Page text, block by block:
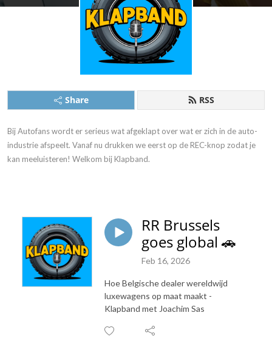
Share RSS
Bij Autofans wordt er serieus wat afgeklapt over wat er zich in de auto-
industrie afspeelt. Vanaf nu drukken we eerst op de REC-knop zodat je
kan meeluisteren! Welkom bij Klapband.
RR Brussels
goes global 🚗
Feb 16, 2026
Hoe Belgische dealer wereldwijd
luxewagens op maat maakt -
Klapband met Joachim Sas